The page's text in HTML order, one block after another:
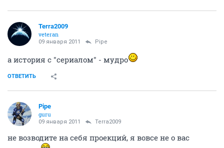
Terra2009
veteran
09 января 2011 Pipe
а история с "сериалом" - мудро
ОТВЕТИТЬ
Pipe
guru
09 января 2011 Terra2009
не возводите на себя проекций, я вовсе не о вас